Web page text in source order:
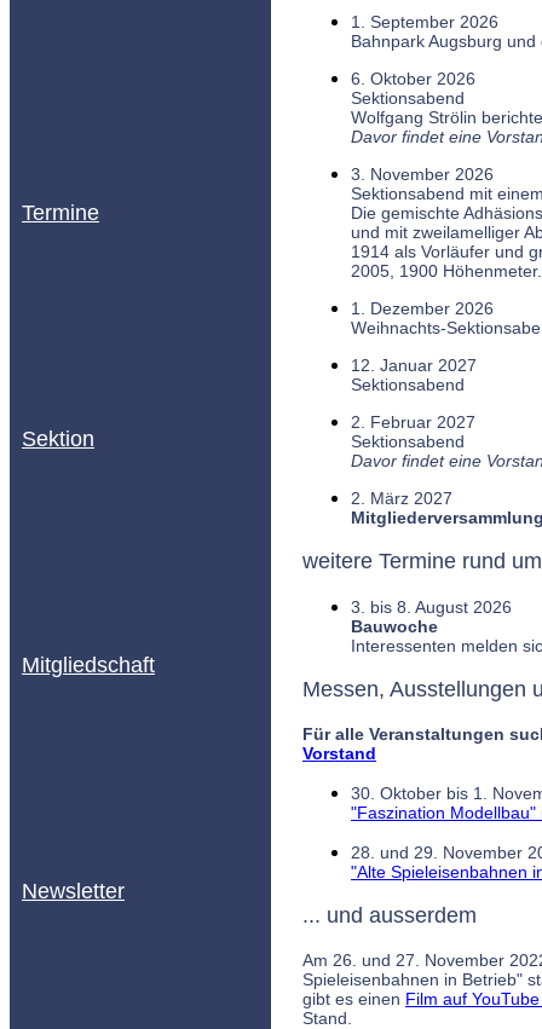
Termine
Sektion
Mitgliedschaft
Newsletter
1. September 2026
Bahnpark Augsburg
6. Oktober 2026
Sektionsabend
Wolfgang Strölin
Davor findet eine
3. November 2026
Sektionsabend mit
Die gemischte
und mit zweilamelliger
1914 als Vorläufer und
2005, 1900 Höhenmeter.
1. Dezember 2026
Weihnachts-
12. Januar 2027
Sektionsabend
2. Februar 2027
Sektionsabend
Davor findet eine
2. März 2027
weitere Termine rund
3. bis 8. August 2026
Bauwoche
Interessenten melden
Messen, Ausstellungen
Für alle Veranstaltungen
Vorstand
30. Oktober bis 1.
"Faszination
28. und 29. November
"Alte Spieleisenbahnen
... und ausserdem
Am 26. und 27. November
Spieleisenbahnen in Betrieb"
gibt es einen Film auf
Stand.